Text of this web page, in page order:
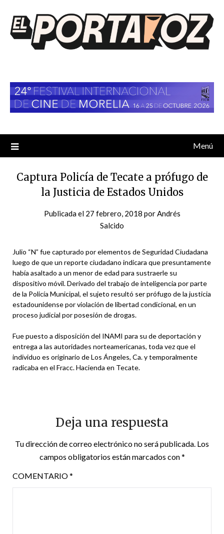
contenido
Menú
Captura Policía de Tecate a prófugo de
la Justicia de Estados Unidos
Publicada el 27 febrero, 2018 porAndrés
Salcido
Julio “N” fue capturado por elementos de Seguridad Ciudadana
luego de que un reporte ciudadano indicara que presuntamente
había asaltado a un menor de edad para sustraerle su
dispositivo móvil. Derivado del trabajo de inteligencia por parte
de la Policía Municipal, el sujeto resultó ser prófugo de la justicia
estadounidense por violación de libertad condicional, en un
proceso judicial por posesión de drogas.
Fue puesto a disposición del INAMI para su de deportación y
entrega a las autoridades norteamericanas, toda vez que el
individuo es originario de Los Ángeles, Ca. y temporalmente
radicaba en el Fracc. Hacienda en Tecate.
Deja una respuesta
Tu dirección de correo electrónico no será publicada. Los
campos obligatorios están marcados con*
COMENTARIO*